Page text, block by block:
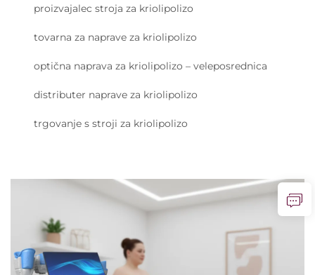
proizvajalec stroja za kriolipolizo
tovarna za naprave za kriolipolizo
optična naprava za kriolipolizo – veleposrednica
distributer naprave za kriolipolizo
trgovanje s stroji za kriolipolizo